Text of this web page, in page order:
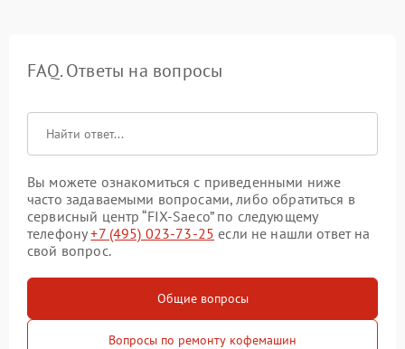
FAQ. Ответы на вопросы
Вы можете ознакомиться с приведенными ниже
часто задаваемыми вопросами, либо обратиться в
сервисный центр “FIX-Saeco” по следующему
телефону+7 (495) 023-73-25 если не нашли ответ на
свой вопрос.
Общие вопросы
Вопросы по ремонту кофемашин